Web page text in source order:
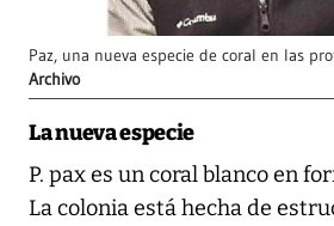
Paz, una nueva especie de coral en las
Archivo
La nueva especie
P. pax es un coral blanco en
La colonia está hecha de